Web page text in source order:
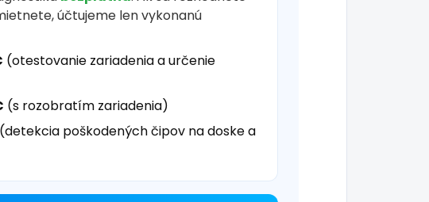
účtujeme len vykonanú
(otestovanie zariadenia a určenie
(s rozobratím zariadenia)
(detekcia poškodených čipov na doske a